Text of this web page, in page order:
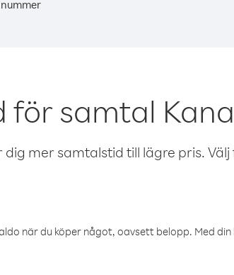
för samtal
dig mer samtalstid till lägre pris.
när du köper något, oavsett belopp. Med